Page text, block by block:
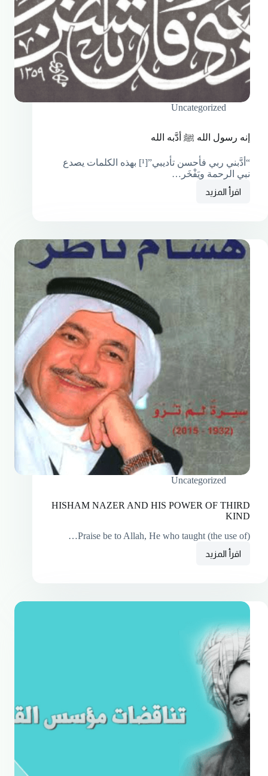
Uncategorized
إنه رسول الله ﷺ أدَّبه الله
“أدَّبني ربي فأحسن تأديبي”[¹] بهذه الكلمات يصدع
نبي الرحمة ويَفْخَر…
اقرأ المزيد
Uncategorized
HISHAM NAZER AND HIS POWER OF THIRD
KIND
Praise be to Allah, He who taught (the use of)…
اقرأ المزيد